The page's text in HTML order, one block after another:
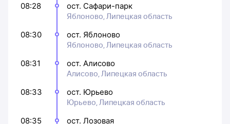
08:28
ост. Сафари-парк
Яблоново, Липецкая область
08:30
ост. Яблоново
Яблоново, Липецкая область
08:31
ост. Алисово
Алисово, Липецкая область
08:33
ост. Юрьево
Юрьево, Липецкая область
08:35
ост. Лозовая